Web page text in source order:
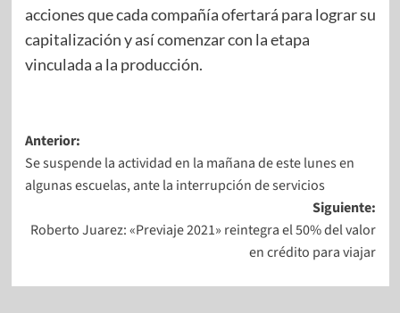
acciones que cada compañía ofertará para lograr su
capitalización y así comenzar con la etapa
vinculada a la producción.
Anterior:
Se suspende la actividad en la mañana de este lunes en
algunas escuelas, ante la interrupción de servicios
Siguiente:
Roberto Juarez: «Previaje 2021» reintegra el 50% del valor
en crédito para viajar